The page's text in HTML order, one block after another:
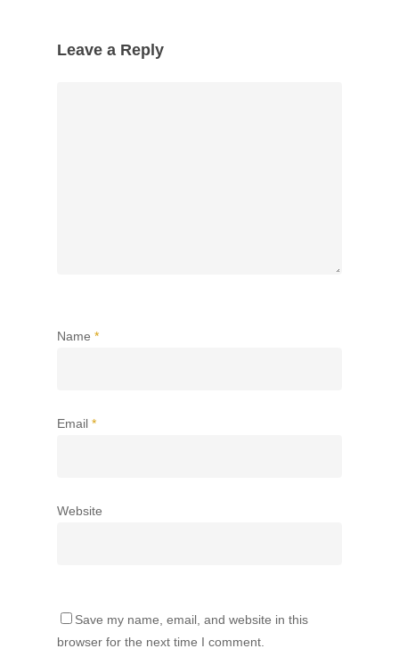
Leave a Reply
Name *
Email *
Website
Save my name, email, and website in this
browser for the next time I comment.